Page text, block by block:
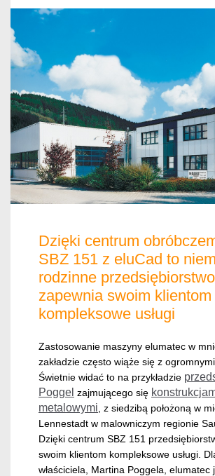
Dzięki centrum
SBZ 151 z eluCad to
rodzinne przedsiębiorstwo
zapewnia swoim klientom
kompleksowe usługi
Zastosowanie maszyny elumatec w
zakładzie często wiąże się z
Świetnie widać to na przykładzie
Poggel zajmującego się
metalowymi , z siedzibą położoną w
Lennestadt w malowniczym regionie
Dzięki centrum SBZ 151
swoim klientom kompleksowe usługi.
właściciela, Martina Poggela, elumatec